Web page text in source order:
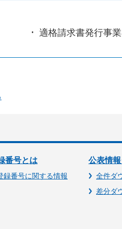
適格請求書発行事
番号とは
録番号に関する情報
公表情
全件ダ
差分ダ